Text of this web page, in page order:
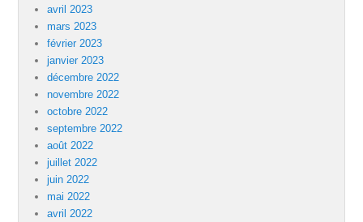
avril 2023
mars 2023
février 2023
janvier 2023
décembre 2022
novembre 2022
octobre 2022
septembre 2022
août 2022
juillet 2022
juin 2022
mai 2022
avril 2022